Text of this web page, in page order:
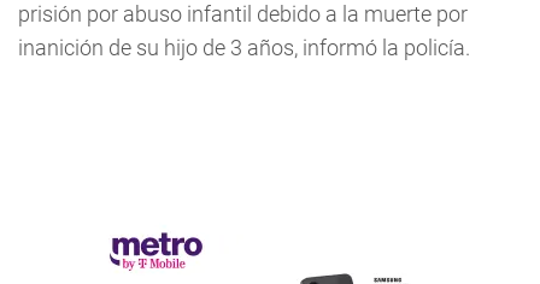
prisión por abuso infantil debido a la muerte por
inanición de su hijo de 3 años, informó la policía.